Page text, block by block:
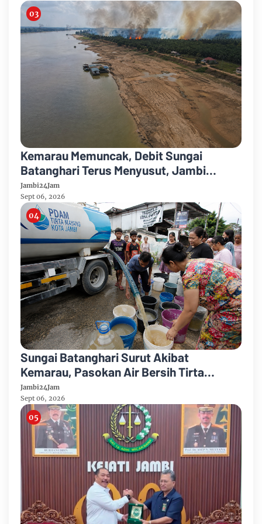
Kemarau Memuncak, Debit Sungai
Batanghari Terus Menyusut, Jambi
Hadapi Ancaman Krisis Air Bersih dan
Karhutla
Jambi24Jam
Sept 06, 2026
Sungai Batanghari Surut Akibat
Kemarau, Pasokan Air Bersih Tirta
Mayang Jambi Keruh
Jambi24Jam
Sept 06, 2026